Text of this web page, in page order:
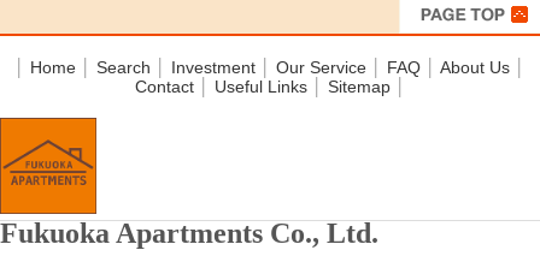
Home Search Investment Our Service FAQ About Us
Contact│ Useful Links│ Sitemap│
Fukuoka Apartments Co., Ltd.